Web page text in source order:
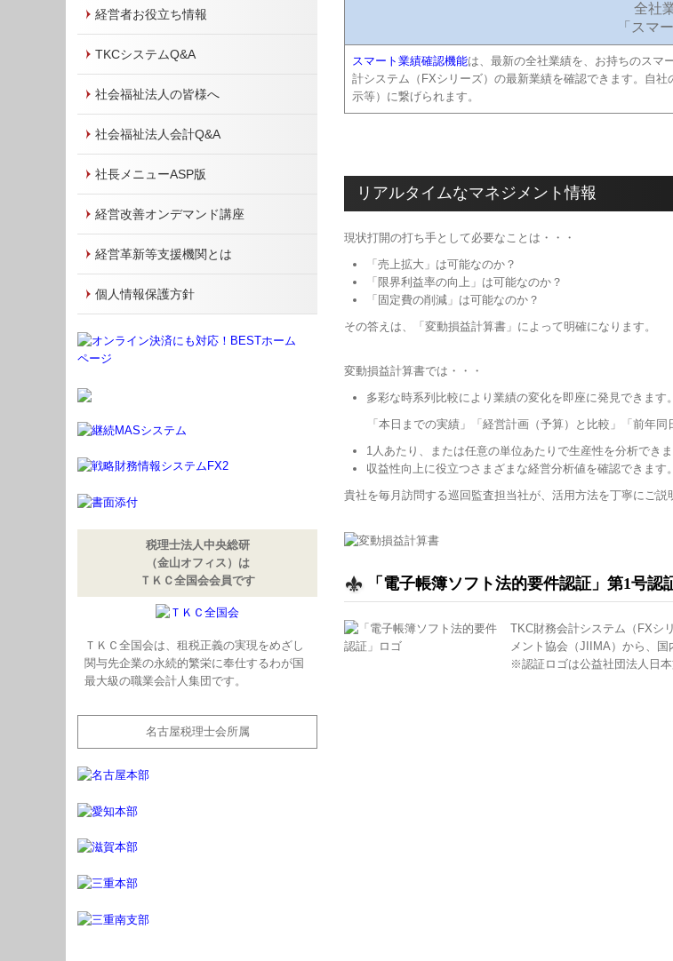
経営者お役立ち情報
TKCシステムQ&A
社会福祉法人の皆様へ
社会福祉法人会計Q&A
社長メニューASP版
経営改善オンデマンド講座
経営革新等支援機関とは
個人情報保護方針
税理士法人中央総研
（金山オフィス）は
ＴＫＣ全国会会員です
ＴＫＣ全国会は、租税正義の実現をめざし
関与先企業の永続的繁栄に奉仕するわが国
最大級の職業会計人集団です。
名古屋税理士会所属
全社
「スマ
スマート業績確認機能は、最新の全社業績を、お持ちのスマ
計システム（FXシリーズ）の最新業績を確認できます。自
示等）に繋げられます。
リアルタイムなマネジメント情報
現状打開の打ち手として必要なことは・・・
「売上拡大」は可能なのか？
「限界利益率の向上」は可能なのか？
「固定費の削減」は可能なのか？
その答えは、「変動損益計算書」によって明確になります。
変動損益計算書では・・・
多彩な時系列比較により業績の変化を即座に発見できます。
「本日までの実績」「経営計画（予算）と比較」「前年同
1人あたり、または任意の単位あたりで生産性を分析できま
収益性向上に役立つさまざまな経営分析値を確認できます。
貴社を毎月訪問する巡回監査担当社が、活用方法を丁寧にご説
「電子帳簿ソフト法的要件認証」第1号認
TKC財務会計システム（FXシリ
メント協会（JIIMA）から、国
※認証ロゴは公益社団法人日